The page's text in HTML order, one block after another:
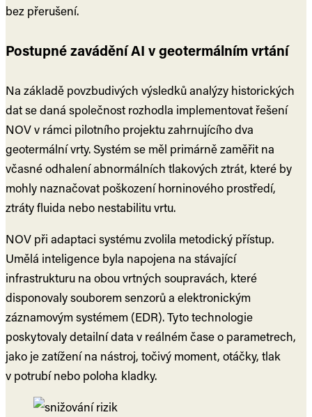
bez přerušení.
Postupné zavádění AI v geotermálním vrtání
Na základě povzbudivých výsledků analýzy historických
dat se daná společnost rozhodla implementovat řešení
NOV v rámci pilotního projektu zahrnujícího dva
geotermální vrty. Systém se měl primárně zaměřit na
včasné odhalení abnormálních tlakových ztrát, které by
mohly naznačovat poškození horninového prostředí,
ztráty fluida nebo nestabilitu vrtu.
NOV při adaptaci systému zvolila metodický přístup.
Umělá inteligence byla napojena na stávající
infrastrukturu na obou vrtných soupravách, které
disponovaly souborem senzorů a elektronickým
záznamovým systémem (EDR). Tyto technologie
poskytovaly detailní data v reálném čase o parametrech,
jako je zatížení na nástroj, točivý moment, otáčky, tlak
v potrubí nebo poloha kladky.